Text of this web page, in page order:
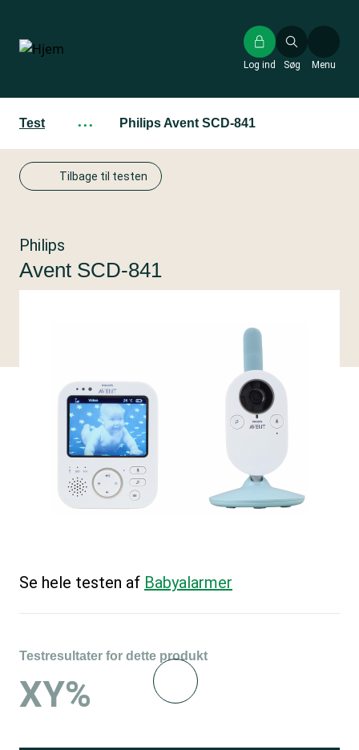
hovedindhold
Søg
Log ind Menu
Test ··· Philips Avent SCD-841
Tilbage til testen
Philips
Avent SCD-841
Se hele testen af Babyalarmer
Testresultater for dette produkt
XY%